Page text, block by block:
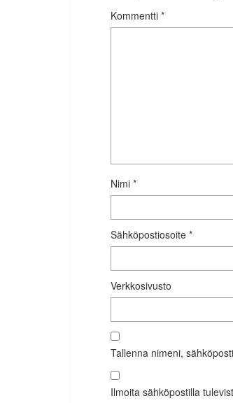
Kommentti *
Nimi *
Sähköpostiosoite *
Verkkosivusto
Tallenna nimeni,
Ilmoita sähköpostilla